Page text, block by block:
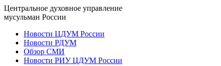
Центральное духовное управление
мусульман России
Новости ЦДУМ России
Новости РДУМ
Обзор СМИ
Новости РИУ ЦДУМ России